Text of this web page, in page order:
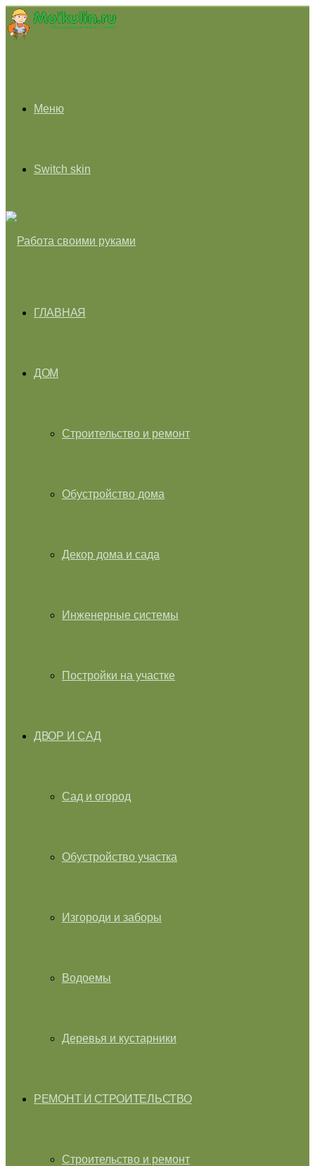
Меню
Switch skin
ГЛАВНАЯ
ДОМ
Строительство и ремонт
Обустройство дома
Декор дома и сада
Инженерные системы
Постройки на участке
ДВОР И САД
Сад и огород
Обустройство участка
Изгороди и заборы
Водоемы
Деревья и кустарники
РЕМОНТ И СТРОИТЕЛЬСТВО
Строительство и ремонт